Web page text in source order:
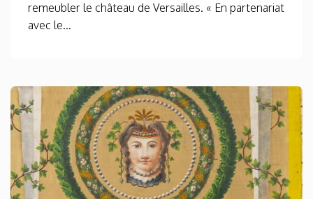
remeubler le château de Versailles. « En partenariat
avec le...